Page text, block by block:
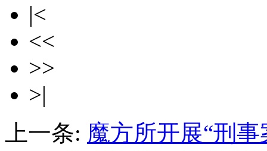
|<
<<
>>
>|
上一条: 魔方所开展“刑